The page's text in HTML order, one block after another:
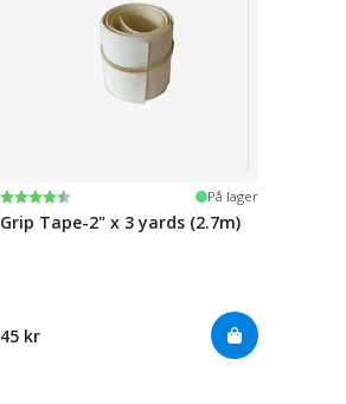
Karakter:
4.5 av 5 mulige På lager
Grip Tape-2" x 3 yards (2.7m)
45 kr